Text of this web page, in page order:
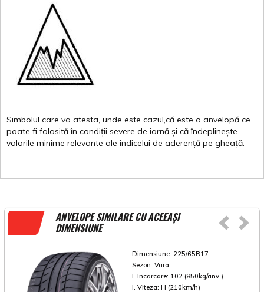
Simbolul care va atesta unde este cazul,că este o anvelopă ce
poate fi folosită în condiții severe de iarnă și că îndeplinește
valorile minime relevante ale indicelui de aderență pe gheață
ANVELOPE SIMILARE CU ACEEAȘI
DIMENSIUNE
Dimensiune: 225/65R17
Sezon: Vara
I. Incarcare: 102 (850kg/anv.)
I. Viteza: H (210km/h)